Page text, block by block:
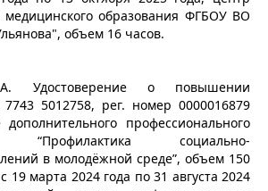
медицинского образования ФГБОУ ВО
объем 16 часов.
Удостоверение о повышении
5012758, рег. номер 0000016879
профессионального
“Профилактика социально-
в молодёжной среде”, объем 150
19 марта 2024 года по 31 августа 2024